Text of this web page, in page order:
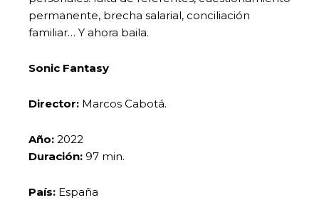
permanente, brecha salarial, conciliación
familiar… Y ahora baila.
Sonic Fantasy
Director: Marcos Cabotá.
Año: 2022
Duración: 97 min.
País: España